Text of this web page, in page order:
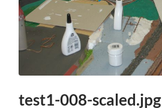
test1-008-scaled.jpg